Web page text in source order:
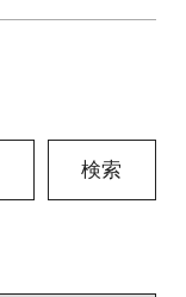
検索